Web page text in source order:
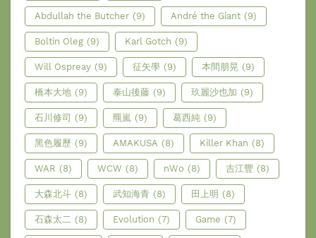
Abdullah the Butcher (9) André the Giant (9)
Boltin Oleg (9) Karl Gotch (9)
Will Ospreay (9) 征矢學 (9) 本間朋晃 (9)
橋本大地 (9) 泰山後藤 (9) 玖麗沙也加 (9)
石川修司 (9) 羆嵐 (9) 葛西純 (9)
黑色履歷 (9) AMAKUSA (8) Killer Khan (8)
WAR (8) WCW (8) nWo (8) 吉江豐 (8)
大森北斗 (8) 武知海青 (8) 田上明 (8)
石森太二 (8) Evolution (7) Game (7)